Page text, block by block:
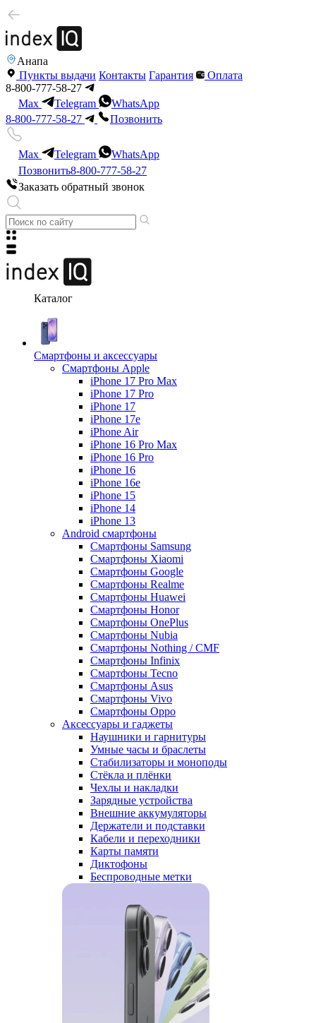
Анапа
Пункты выдачи Контакты Гарантия
Оплата
8-800-777-58-27
Max
Telegram
WhatsApp
8-800-777-58-27
Позвонить
Max Telegram
WhatsApp
Позвонить8-800-777-58-27
Заказать обратный звонок
Каталог
Смартфоны и аксессуары
Смартфоны Apple
iPhone 17 Pro Max
iPhone 17 Pro
iPhone 17
iPhone 17e
iPhone Air
iPhone 16 Pro Max
iPhone 16 Pro
iPhone 16
iPhone 16e
iPhone 15
iPhone 14
iPhone 13
Android cмартфоны
Смартфоны Samsung
Смартфоны Xiaomi
Смартфоны Google
Смартфоны Realme
Смартфоны Huawei
Смартфоны Honor
Смартфоны OnePlus
Смартфоны Nubia
Смартфоны Nothing / CMF
Смартфоны Infinix
Смартфоны Tecno
Смартфоны Asus
Смартфоны Vivo
Смартфоны Oppo
Аксессуары и гаджеты
Наушники и гарнитуры
Умные часы и браслеты
Стабилизаторы и моноподы
Стёкла и плёнки
Чехлы и накладки
Зарядные устройства
Внешние аккумуляторы
Держатели и подставки
Кабели и переходники
Карты памяти
Диктофоны
Беспроводные метки